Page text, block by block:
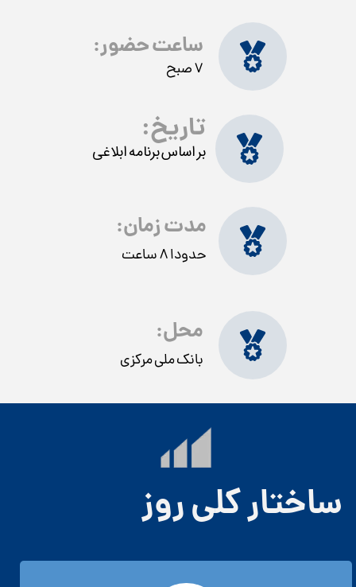
تاریخ:
بر اساس برنامه ابلاغی
ساعت حضور:
7 صبح
محل:
بانک ملی مرکزی
مدت زمان:
حدودا 8 ساعت
ساختار کلی روز